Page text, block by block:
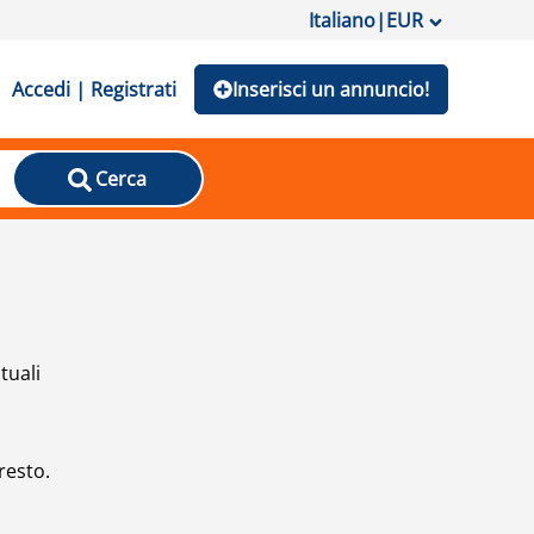
Italiano|EUR
Accedi | Registrati Inserisci un annuncio!
Cerca